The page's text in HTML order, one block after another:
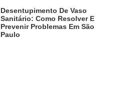
Desentupimento De Vaso
Sanitário: Como Resolver E
Prevenir Problemas Em São
Paulo